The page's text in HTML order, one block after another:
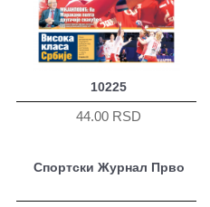
10225
44.00 RSD
Спортски Журнал Прво